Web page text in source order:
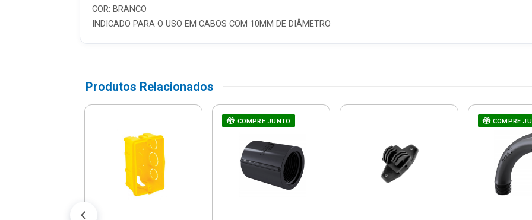
COR: BRANCO
INDICADO PARA O USO EM CABOS COM 10MM DE DIÂMETRO
Produtos Relacionados
COMPRE JUNTO COMPRE